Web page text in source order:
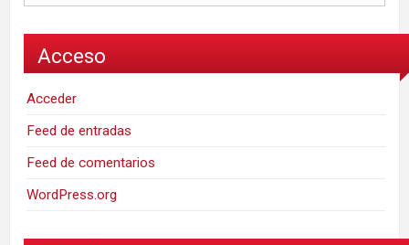
Acceso
Acceder
Feed de entradas
Feed de comentarios
WordPress.org